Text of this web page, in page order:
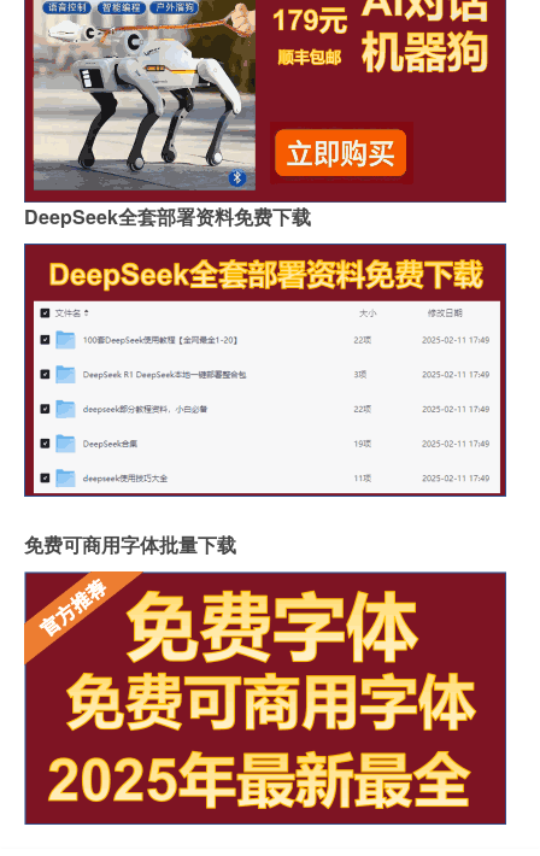
DeepSeek全套部署资料免费下载
免费可商用字体批量下载